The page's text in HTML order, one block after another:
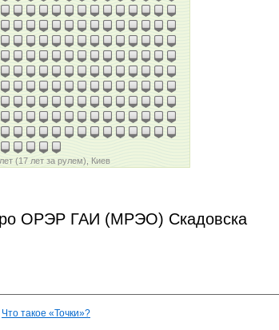
(17 лет за рулем), Киев
ОРЭР ГАИ (МРЭО) Скадовска
Что такое «Точки»?